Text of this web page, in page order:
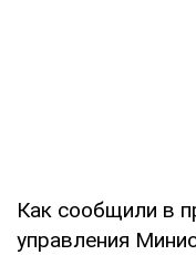
Как сообщили в
управления